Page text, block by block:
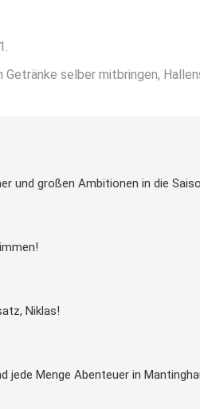
selber mitbringen,
und großen Ambitionen in die
Niklas!
jede Menge Abenteuer in